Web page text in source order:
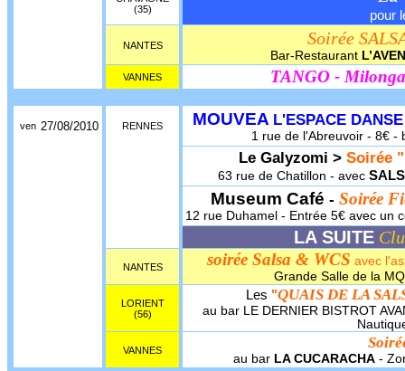
(35)
pour
NANTES Soirée
Bar-Restaurant
VANNES TANGO - Milonga
ven 27/08/2010 RENNES MOUVEA L'ESPACE DANSE
1 rue de l'Abreuvoir - 8€ -
Le Galyzomi > Soirée
63 rue de Chatillon - avec
Museum Café - Soirée
12 rue Duhamel - Entrée 5€ avec un
LA SUITE
NANTES soirée Salsa & WCS avec
Grande Salle de la
LORIENT
(56)
Les "QUAIS DE LA
au bar LE DERNIER BISTROT
VANNES
au bar LA CUCARACHA -